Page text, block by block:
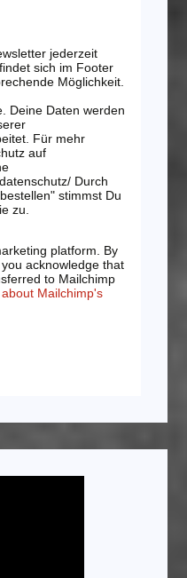
jederzeit
sich im Footer
Möglichkeit.
Deine Daten werden
Für mehr
auf
Durch
stimmst Du
zu.
platform. By
acknowledge that
to Mailchimp
Mailchimp's